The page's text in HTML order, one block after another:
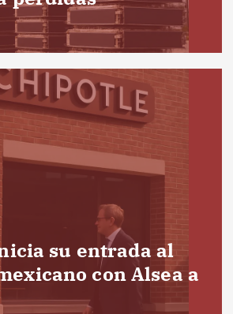
su entrada al
con Alsea a